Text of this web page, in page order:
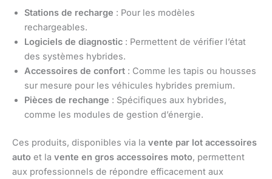
Stations de recharge : Pour les modèles
rechargeables.
Logiciels de diagnostic : Permettent de vérifier l’état
des systèmes hybrides.
Accessoires de confort : Comme les tapis ou housses
sur mesure pour les véhicules hybrides premium.
Pièces de rechange : Spécifiques aux hybrides,
comme les modules de gestion d’énergie.
Ces produits, disponibles via la vente par lot accessoires
auto et la vente en gros accessoires moto, permettent
aux professionnels de répondre efficacement aux